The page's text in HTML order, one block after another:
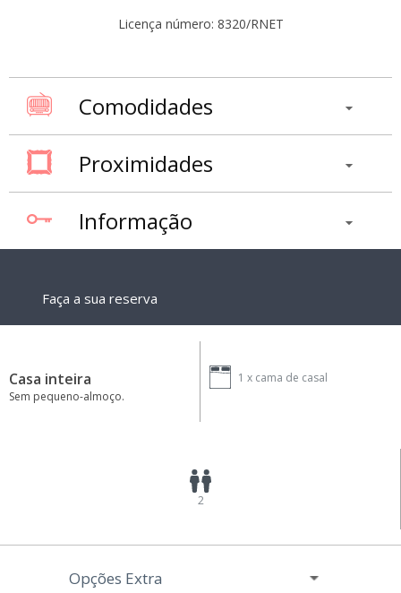
Licença número: 8320/RNET
Comodidades
Proximidades
Informação
Faça a sua reserva
Casa inteira
Sem pequeno-almoço.
1 x cama de casal
2
Opções Extra